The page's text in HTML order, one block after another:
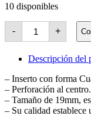
10 disponibles
-
Inserto
Korloy
SNMA
190612
NC6315
+
Descripción del
– Inserto con forma
– Perforación al centro.
– Tamaño de 19mm,
– Su calidad establece